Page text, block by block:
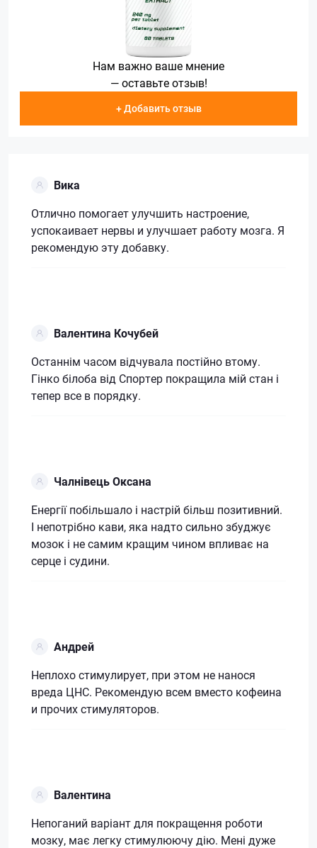
Нам важно ваше мнение
— оставьте отзыв!
+ Добавить отзыв
Вика
Отлично помогает улучшить настроение,
успокаивает нервы и улучшает работу мозга. Я
рекомендую эту добавку.
Валентина Кочубей
Останнім часом відчувала постійно втому.
Гінко білоба від Спортер покращила мій стан і
тепер все в порядку.
Чалнівець Оксана
Енергії побільшало і настрій більш позитивний.
І непотрібно кави, яка надто сильно збуджує
мозок і не самим кращим чином впливає на
серце і судини.
Андрей
Неплохо стимулирует, при этом не нанося
вреда ЦНС. Рекомендую всем вместо кофеина
и прочих стимуляторов.
Валентина
Непоганий варіант для покращення роботи
мозку, має легку стимулюючу дію. Мені дуже